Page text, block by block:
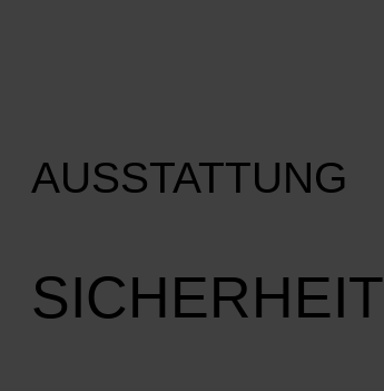
AUSSTATTUNG
SICHERHEIT